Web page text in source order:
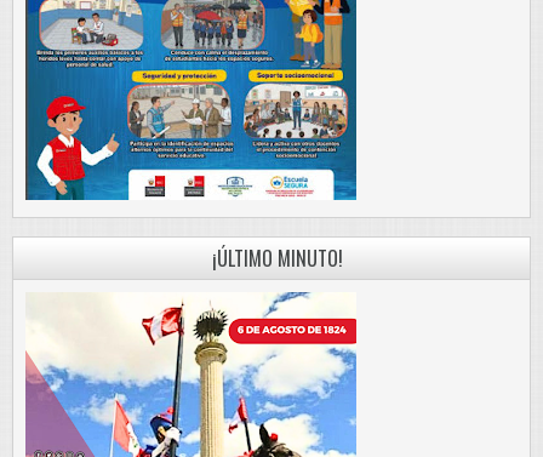
¡ÚLTIMO MINUTO!